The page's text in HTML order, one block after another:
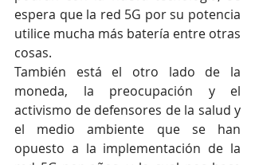
espera que la red 5G por su potencia
utilice mucha más batería entre otras
cosas.
También está el otro lado de la
moneda, la preocupación y el
activismo de defensores de la salud y
el medio ambiente que se han
opuesto a la implementación de la